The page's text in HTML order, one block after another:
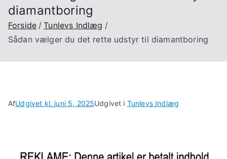
diamantboring
Forside
Tunlevs Indlæg
Sådan vælger du det rette udstyr til diamantboring
AfUdgivet kl. juni 5, 2025Udgivet i Tunlevs Indlæg